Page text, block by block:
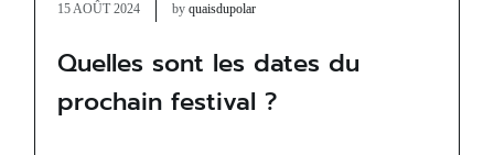
15 AOÛT 2024 byquaisdupolar
Quelles sont les dates du
prochain festival ?